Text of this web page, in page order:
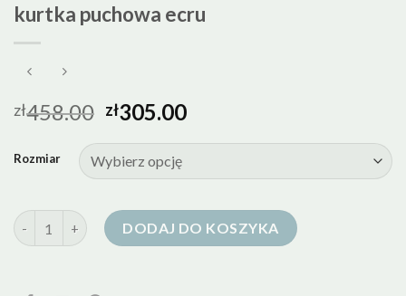
kurtka puchowa ecru
zł458.00 zł305.00
Rozmiar
ilość kurtka puchowa ecruDODAJ DO KOSZYKA